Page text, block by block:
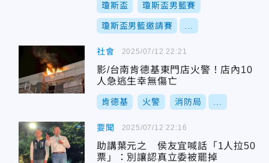
瓊斯盃 瓊斯盃男籃賽
瓊斯盃男籃邀請賽
社會
影/台南肯德基東門店火警！店內10
人急逃生幸無傷亡
肯德基 火警 消防局
2025/07/12 22:21
要聞
助講葉元之 侯友宜喊話「1人拉50
票」：別讓認真立委被罷掉
2025/07/12 22:16